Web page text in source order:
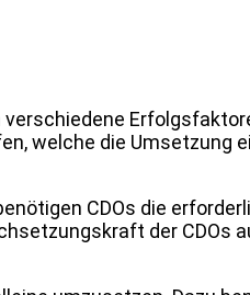
welche die Umsetzung
CDOs die
der CDOs